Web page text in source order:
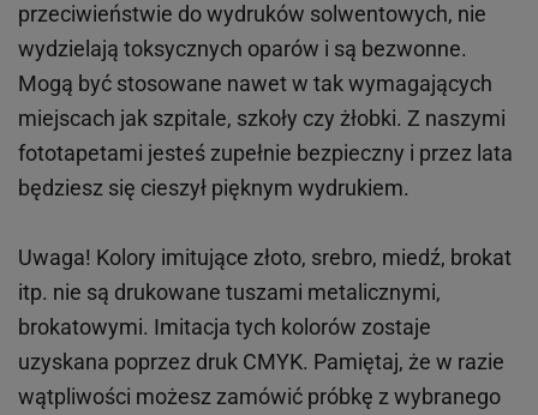
przeciwieństwie do wydruków solwentowych, nie
wydzielają toksycznych oparów i są bezwonne.
Mogą być stosowane nawet w tak wymagających
miejscach jak szpitale, szkoły czy żłobki. Z naszymi
fototapetami jesteś zupełnie bezpieczny i przez lata
będziesz się cieszył pięknym wydrukiem.
Uwaga! Kolory imitujące złoto, srebro, miedź, brokat
itp. nie są drukowane tuszami metalicznymi,
brokatowymi. Imitacja tych kolorów zostaje
uzyskana poprzez druk CMYK. Pamiętaj, że w razie
wątpliwości możesz zamówić próbkę z wybranego